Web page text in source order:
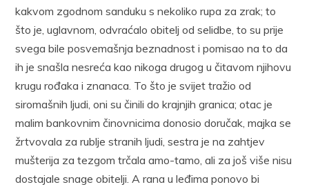
kakvom zgodnom sanduku s nekoliko rupa za zrak; to
što je, uglavnom, odvraćalo obitelj od selidbe, to su prije
svega bile posvemašnja beznadnost i pomisao na to da
ih je snašla nesreća kao nikoga drugog u čitavom njihovu
krugu rođaka i znanaca. To što je svijet tražio od
siromašnih ljudi, oni su činili do krajnjih granica; otac je
malim bankovnim činovnicima donosio doručak, majka se
žrtvovala za rublje stranih ljudi, sestra je na zahtjev
mušterija za tezgom trčala amo-tamo, ali za još više nisu
dostajale snage obitelji. A rana u leđima ponovo bi